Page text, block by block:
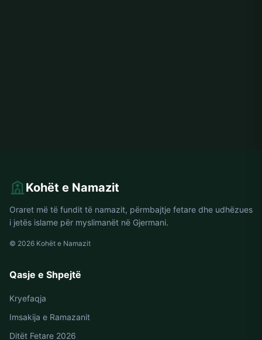
Kohët e Namazit
Oraret më të fundit të namazit, përmbajtje fetare dhe udhëzues
i jetës islame për myslimanët në Gjermani.
© 2026 Kohët e Namazit
Qasje e Shpejtë
Kryefaqja
Imsakija e Ramazanit
Ditët Fetare 2026